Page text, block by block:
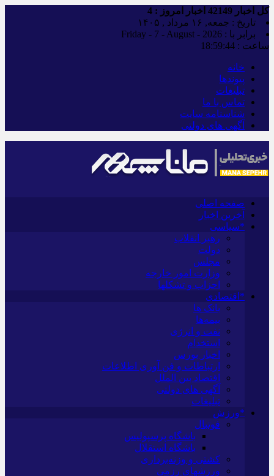
کل اخبار اخبار امروز : 4
تاریخ : جمعه, ۱۶ مرداد , ۱۴۰۵
برابر با : Friday - 7 - August - 2026
ساعت : 18:59:45
خانه
پیوندها
تبلیغات
تماس با ما
شناسنامه سایت
آگهی های دولتی
صفحه اصلی
آخرین اخبار
*سیاسی
رهبر انقلاب
دولت
مجلس
وزارت امور خارجه
احزاب و تشکلها
*اقتصادی
بانک ها
بیمه‌ها
نفت و انرژی
استخدام
اخبار بورس
ارتباطات و فن آوری اطلاعات
اقتصاد بین الملل
آگهی های دولتی
تبلیغات
*ورزش
فوتبال
باشگاه پرسپولیس
باشگاه استقلال
کشتی و وزنه‌برداری
ورزشهای رزمی